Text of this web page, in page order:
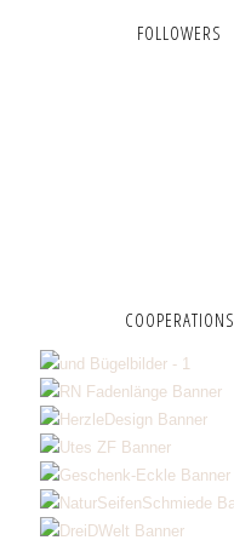
FOLLOWERS
COOPERATIONS